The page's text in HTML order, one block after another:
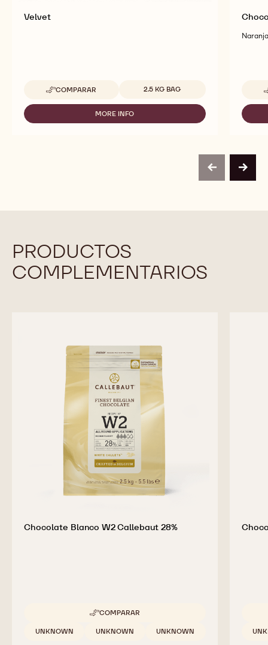
Velvet
COMPARAR
-
VELVET
Tamaños disponibles
2.5 KG BAG
MORE INFO
-
previousnext
PRODUCTOS
COMPLEMENTARIOS
Chocolate Blanco W2 Callebaut 28%
COMPARAR
-
BLANCO
Tamaños disponibles
UNKNOWN UNKNOWN UNKNOWN